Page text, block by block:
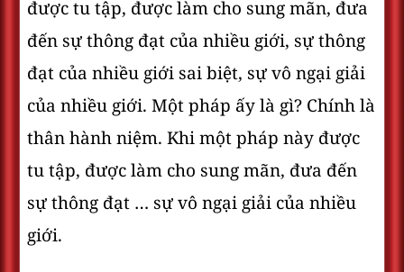
được tu tập, được làm cho sung mãn, đưa
đến sự thông đạt của nhiều giới, sự thông
đạt của nhiều giới sai biệt, sự vô ngại giải
của nhiều giới. Một pháp ấy là gì? Chính là
thân hành niệm. Khi một pháp này được
tu tập, được làm cho sung mãn, đưa đến
sự thông đạt … sự vô ngại giải của nhiều
giới.